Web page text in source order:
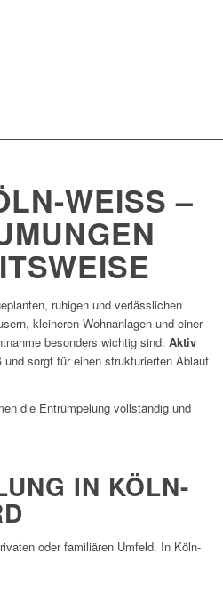
WEISS – Z
M
ruhigen und verlässlichen
kleineren Wohnanlagen und einer
besonders wichtig sind. Aktiv
sorgt für einen strukturierten Ablauf
die Entrümpelung vollständig und
IN KÖLN-
oder familiären Umfeld. In Köln-